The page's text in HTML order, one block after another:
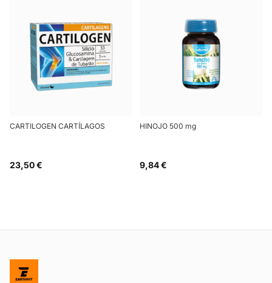
CARTILOGEN CARTÍLAGOS
23,50 €
HINOJO 500 mg
9,84 €